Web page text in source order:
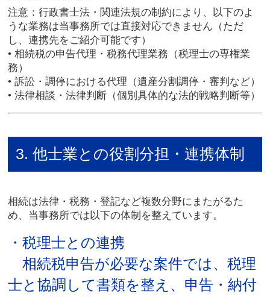
注意 ：行政書士法・関連法規の制約により、以下のよ
うな業務は当事務所では直接対応できません（ただ
し、連携先をご紹介可能です）
• 相続税の申告代理・税務代理業務（税理士の専権業
務）
• 訴訟・調停における代理（遺産分割調停・審判など）
• 法律相談・法律判断（個別具体的な法的戦略判断等）
3. 他士業との役割分担・連携体制
相続は法律・税務・登記など複数分野にまたがるた
め、当事務所では以下の体制を整えています。
・税理士との連携
相続税申告が必要な案件では、税理
士と協調して書類を整え、申告・納付